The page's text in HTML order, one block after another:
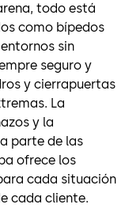
todo está
como bípedos
sin
seguro y
y cierrapuertas
La
y la
parte de las
ofrece los
cada situación
cada cliente.